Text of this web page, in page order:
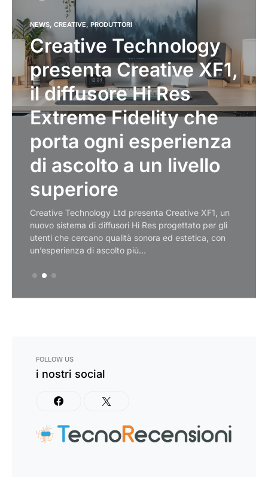
NEWS CREATIVE PRODUTTORI
Creative Technology
presenta Creative XF1,
il diffusore Hi Res
Extreme Fidelity che
porta ogni esperienza
di ascolto a un livello
superiore
Creative Technology Ltd presenta Creative XF1, un
nuovo sistema di diffusori Hi Res progettato per gli
utenti che cercano qualità sonora ed estetica, con
un’esperienza di ascolto più…
FOLLOW US
i nostri social